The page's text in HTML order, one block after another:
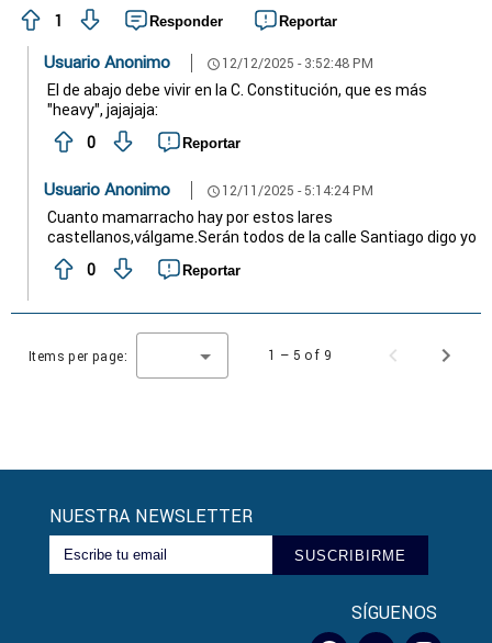
1
Responder Reportar
Usuario Anonimo schedule 12/12/2025 - 3:52:48 PM
El de abajo debe vivir en la C. Constitución, que es más
"heavy", jajajaja:
0
Reportar
Usuario Anonimo schedule 12/11/2025 - 5:14:24 PM
Cuanto mamarracho hay por estos lares
castellanos,válgame.Serán todos de la calle Santiago digo yo
0
Reportar
Items per page: 1 – 5 of 9
NUESTRA NEWSLETTER
SUSCRIBIRME
SÍGUENOS